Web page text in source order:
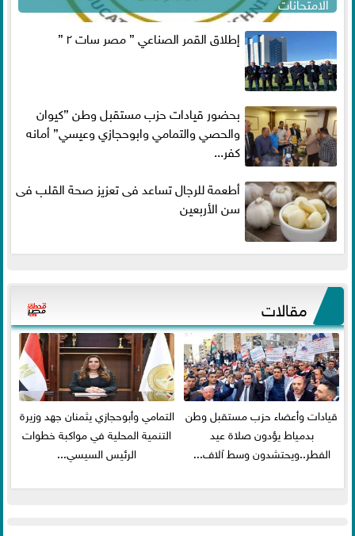
إطلاق القمر الصناعي ” مصر سات ٢ ”
بحضور قيادات حزب مستقبل وطن ”كيوان
والحصي والتمامي وابوحجازي وعيسي” أمانه
كفر...
أطعمة للرجال تساعد فى تعزيز صحة القلب فى
سن الأربعين
مقالات
قيادات وأعضاء حزب مستقبل وطن
بدمياط يؤدون صلاة عيد
الفطر..ويحتشدون وسط آلاف...
التمامي وأبوحجازي يثمنان جهد وزيرة
التنمية المحلية في مواكبة خطوات
الرئيس السيسي...